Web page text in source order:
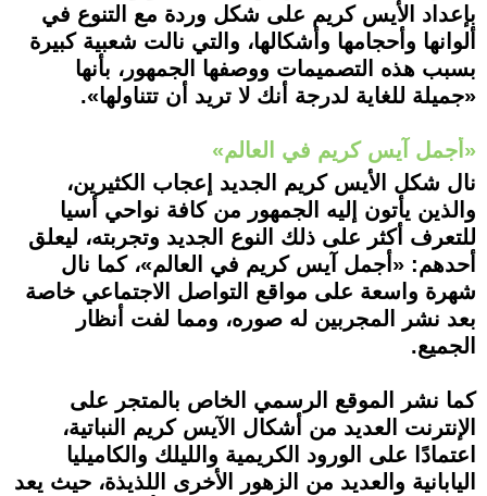
بإعداد الأيس كريم على شكل وردة مع التنوع في
ألوانها وأحجامها وأشكالها، والتي نالت شعبية كبيرة
بسبب هذه التصميمات ووصفها الجمهور، بأنها
«جميلة للغاية لدرجة أنك لا تريد أن تتناولها».
«أجمل آيس كريم في العالم»
نال شكل الأيس كريم الجديد إعجاب الكثيرين،
والذين يأتون إليه الجمهور من كافة نواحي أسيا
للتعرف أكثر على ذلك النوع الجديد وتجربته، ليعلق
أحدهم: «أجمل آيس كريم في العالم»، كما نال
شهرة واسعة على مواقع التواصل الاجتماعي خاصة
بعد نشر المجربين له صوره، ومما لفت أنظار
الجميع.
كما نشر الموقع الرسمي الخاص بالمتجر على
الإنترنت العديد من أشكال الآيس كريم النباتية،
اعتمادًا على الورود الكريمية والليلك والكاميليا
اليابانية والعديد من الزهور الأخرى اللذيذة، حيث يعد